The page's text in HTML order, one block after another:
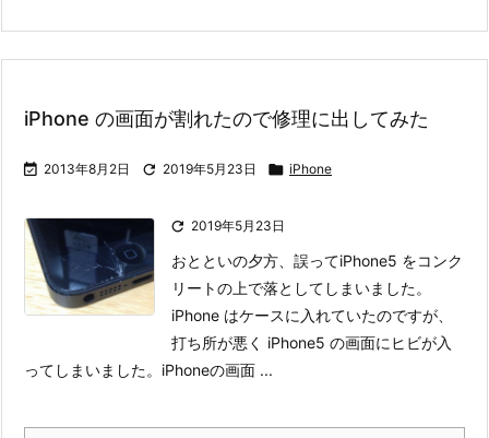
iPhone の画面が割れたので修理に出してみた
 2013年8月2日  2019年5月23日  iPhone
 2019年5月23日
おとといの夕方、誤ってiPhone5 をコンク
リートの上で落としてしまいました。
iPhone はケースに入れていたのですが、
打ち所が悪く iPhone5 の画面にヒビが入
ってしまいました。 iPhoneの画面 ...